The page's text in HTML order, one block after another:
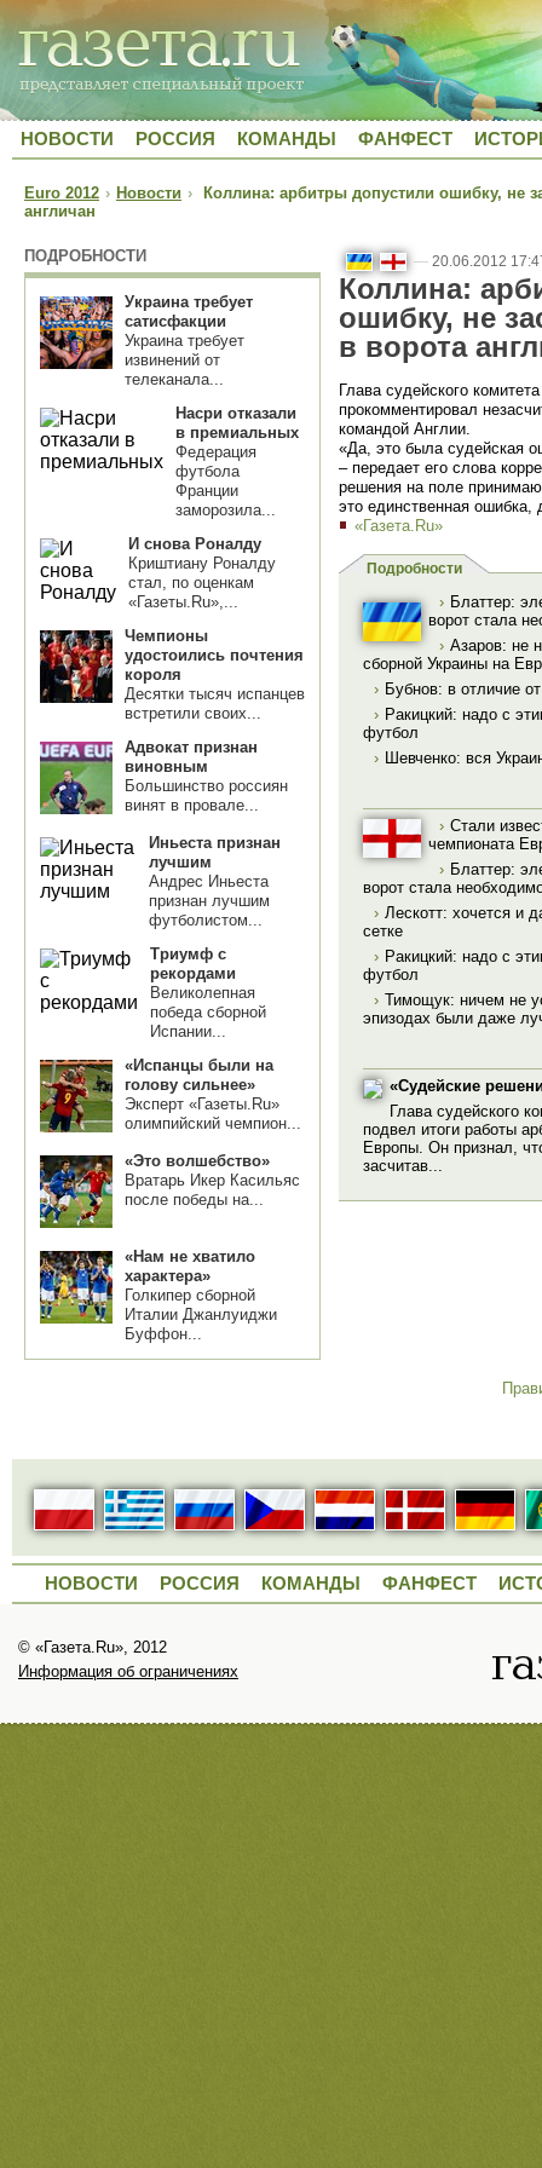
НОВОСТИ РОССИЯ КОМАНДЫ ФАНФЕСТ
Euro 2012 › Новости › Коллина: арбитры допустили ошибку, не
англичан
ПОДРОБНОСТИ
Украина требует
сатисфакции
Украина требует
извинений от
телеканала...
Насри отказали
в премиальных
Федерация
футбола
Франции
заморозила...
И снова Роналду
Криштиану Роналду
стал, по оценкам
«Газеты.Ru»,...
Чемпионы
удостоились почтения
короля
Десятки тысяч испанцев
встретили своих...
Адвокат признан
виновным
Большинство россиян
винят в провале...
Иньеста признан
лучшим
Андрес Иньеста
признан лучшим
футболистом...
Триумф с
рекордами
Великолепная
победа сборной
Испании...
«Испанцы были на
голову сильнее»
Эксперт «Газеты.Ru»
олимпийский чемпион...
«Это волшебство»
Вратарь Икер Касильяс
после победы на...
«Нам не хватило
характера»
Голкипер сборной
Италии Джанлуиджи
Буффон...
— 20.06.2012
Коллина:
ошибку, не
в ворота
Глава судейского
прокомментировал
командой Англии.
«Да, это была судейская
– передает его слова
решения на поле
это единственная
«Газета.Ru»
Подробности
› Блаттер:
ворот стала
› Азаров: не
сборной Украины на
› Бубнов: в отличие
› Ракицкий: надо с
футбол
› Шевченко: вся
› Стали
чемпионата
› Блаттер:
ворот стала
› Лескотт: хочется и
сетке
› Ракицкий: надо с
футбол
› Тимощук: ничем не
эпизодах были даже
«Судейские
Глава судейского
подвел итоги работы
Европы. Он признал,
засчитав...
НОВОСТИ РОССИЯ КОМАНДЫ ФАНФЕСТ
© «Газета.Ru», 2012
Информация об ограничениях